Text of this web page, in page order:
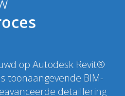
op Autodesk Revit®
toonaangevende BIM-
detaillering